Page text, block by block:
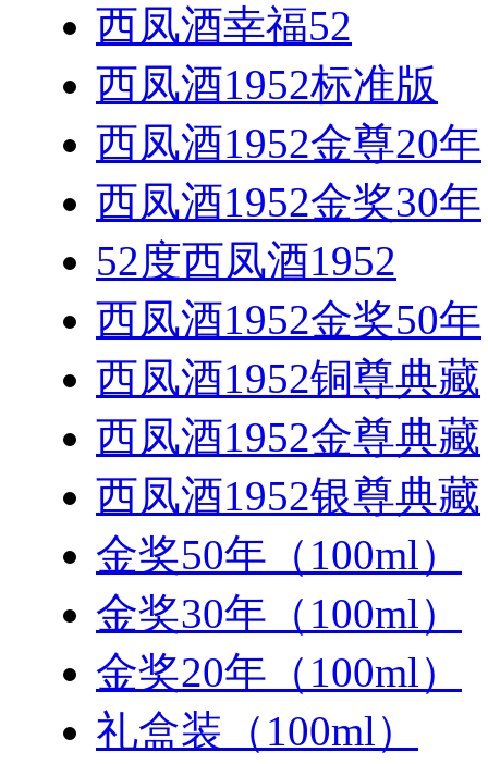
西凤酒幸福52
西凤酒1952标准版
西凤酒1952金尊20年
西凤酒1952金奖30年
52度西凤酒1952
西凤酒1952金奖50年
西凤酒1952铜尊典藏
西凤酒1952金尊典藏
西凤酒1952银尊典藏
金奖50年（100ml）
金奖30年（100ml）
金奖20年（100ml）
礼盒装（100ml）